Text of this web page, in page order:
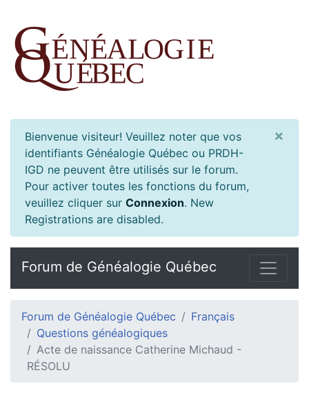
Bienvenue visiteur! Veuillez noter que vos
identifiants Généalogie Québec ou PRDH-
IGD ne peuvent être utilisés sur le forum.
Pour activer toutes les fonctions du forum,
veuillez cliquer sur Connexion. New
Registrations are disabled.
×
Forum de Généalogie Québec
Forum de Généalogie Québec
Français
Questions généalogiques
Acte de naissance Catherine Michaud -
RÉSOLU